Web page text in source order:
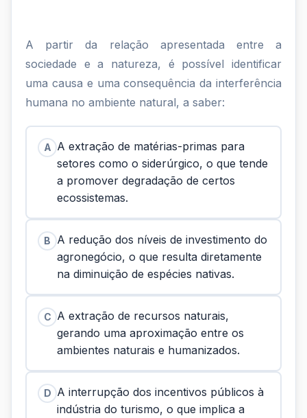
A partir da relação apresentada entre a
sociedade e a natureza, é possível identificar
uma causa e uma consequência da interferência
humana no ambiente natural, a saber:
A A extração de matérias-primas para
setores como o siderúrgico, o que tende
a promover degradação de certos
ecossistemas.
B
A redução dos níveis de investimento do
agronegócio, o que resulta diretamente
na diminuição de espécies nativas.
C A extração de recursos naturais,
gerando uma aproximação entre os
ambientes naturais e humanizados.
D A interrupção dos incentivos públicos à
indústria do turismo, o que implica a